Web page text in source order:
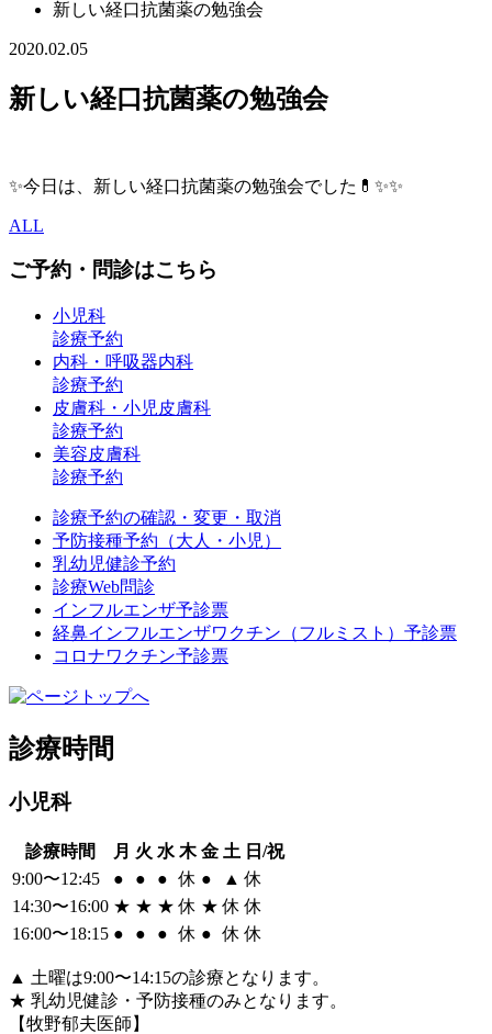
新しい経口抗菌薬の勉強会
2020.02.05
新しい経口抗菌薬の勉強会
✨今日は、新しい経口抗菌薬の勉強会でした💊✨✨
ALL
ご予約・問診はこちら
小児科
診療予約
内科・呼吸器内科
診療予約
皮膚科・小児皮膚科
診療予約
美容皮膚科
診療予約
診療予約の確認・変更・取消
予防接種予約（大人・小児）
乳幼児健診予約
診療Web問診
インフルエンザ予診票
経鼻インフルエンザワクチン（フルミスト）予診票
コロナワクチン予診票
診療時間
小児科
診療時間 月 火 水 木 金 土 日/祝
9:00〜12:45
● ● ● 休 ● ▲ 休
14:30〜16:00 ★ ★ ★ 休 ★ 休 休
16:00〜18:15 ● ● ● 休 ● 休 休
▲ 土曜は9:00〜14:15の診療となります。
★ 乳幼児健診・予防接種のみとなります。
【牧野郁夫医師】